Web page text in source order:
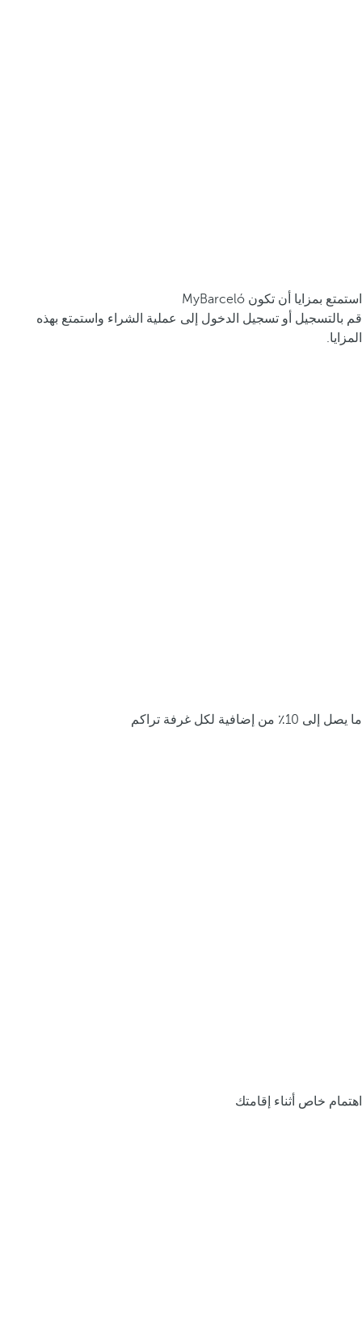
استمتع بمزايا أن تكون MyBarceló
قم بالتسجيل أو تسجيل الدخول إلى عملية الشراء واستمتع بهذه
المزايا.
ما يصل إلى 10٪ من إضافية لكل غرفة تراكم
اهتمام خاص أثناء إقامتك